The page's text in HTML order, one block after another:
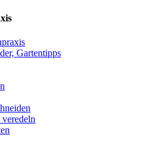
Gartentipps